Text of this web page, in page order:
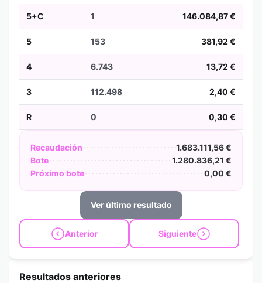
5+C 1 146.084,87 €
5 153 381,92 €
4 6.743 13,72 €
3 112.498 2,40 €
R 0 0,30 €
Recaudación
1.683.111,56 €
Bote
1.280.836,21 €
Próximo bote
0,00 €
Ver último resultado
Anterior Siguiente
Resultados anteriores